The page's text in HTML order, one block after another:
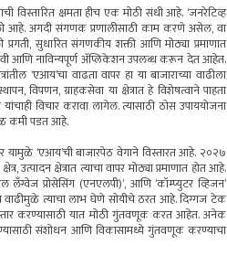
क्षमता हीच एक मोठी संधी आहे. ‘जनरेटिव्ह
आहे. अगदी संगणक प्रणालीसाठी काम करणे असेल, वा
प्रगती, सुधारित संगणकीय शक्ती आणि मोठ्या प्रमाणात
आणि नाविन्यपूर्ण अ‍ॅप्लिकेशन उपलब्ध करून देत आहेत.
‘एआय’चा वाढता वापर हा या बाजाराच्या वाढीला
विपणन, ग्राहकसेवा या क्षेत्रात हे विशेषत्वाने पाहता
विचार करावा लागेल. त्यासाठी ठोस उपाययोजना
कमी पडत आहे.
यामुळे ‘एआय’ची बाजारपेठ वेगाने विस्तारत आहे. २०२७
क्षेत्रात त्याचा वापर मोठ्या प्रमाणात होत आहे.
प्रोसेसिंग (एनएलपी)’, आणि ‘कॉम्प्युटर व्हिजन’
वाढीमुळे त्याचा लाभ घेणे सोयीचे ठरत आहे. दिग्गज टेक
करण्यासाठी यात मोठी गुंतवणूक करत आहेत. अनेक
संशोधन आणि विकासामध्ये गुंतवणूक करण्याचा